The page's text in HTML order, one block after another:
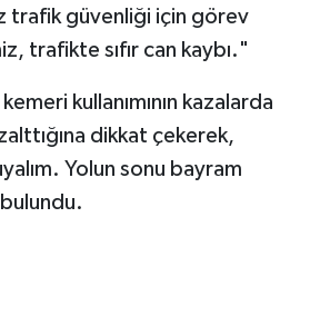
trafik güvenliği için görev
trafikte sıfır can kaybı."
kullanımının kazalarda
dikkat çekerek,
Yolun sonu bayram